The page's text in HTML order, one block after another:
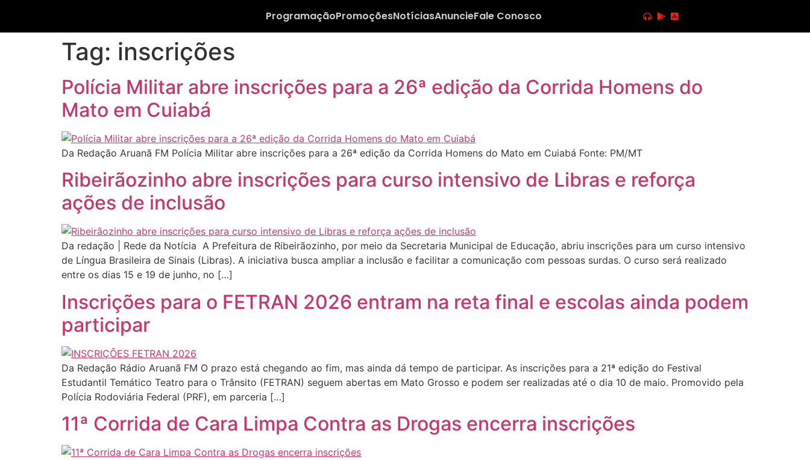
ProgramaçãoPromoçõesNotíciasAnuncieFale Conosco
Tag: inscrições
Polícia Militar abre inscrições para a 26ª edição da Corrida Homens do
Mato em Cuiabá
Da Redação Aruanã FM Polícia Militar abre inscrições para a 26ª edição da Corrida Homens do Mato em Cuiabá Fonte: PM/MT
Ribeirãozinho abre inscrições para curso intensivo de Libras e reforça
ações de inclusão
Da redação | Rede da Notícia A Prefeitura de Ribeirãozinho, por meio da Secretaria Municipal de Educação, abriu inscrições para um curso intensivo
de Língua Brasileira de Sinais (Libras). A iniciativa busca ampliar a inclusão e facilitar a comunicação com pessoas surdas. O curso será realizado
entre os dias 15 e 19 de junho, no […]
Inscrições para o FETRAN 2026 entram na reta final e escolas ainda podem
participar
Da Redação Rádio Aruanã FM O prazo está chegando ao fim, mas ainda dá tempo de participar. As inscrições para a 21ª edição do Festival
Estudantil Temático Teatro para o Trânsito (FETRAN) seguem abertas em Mato Grosso e podem ser realizadas até o dia 10 de maio. Promovido pela
Polícia Rodoviária Federal (PRF), em parceria […]
11ª Corrida de Cara Limpa Contra as Drogas encerra inscrições